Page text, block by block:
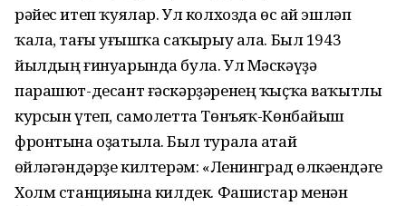
рәйес итеп ҡуялар. Ул колхозда өс ай эшләп
ҡала, тағы һуғышҡа саҡырыу ала. Был 1943
йылдың ғинуарында була. Ул Мәскәүҙә
парашют-десант ғәскәрҙәренең ҡыҫҡа ваҡытлы
курсын үтеп, самолетта Төнъяҡ-Көнбайыш
фронтына оҙатыла. Был турала атай
һөйләгәндәрҙе килтерәм: «Ленинград өлкәһендәге
Холм станцияһына килдек. Фашистар менән